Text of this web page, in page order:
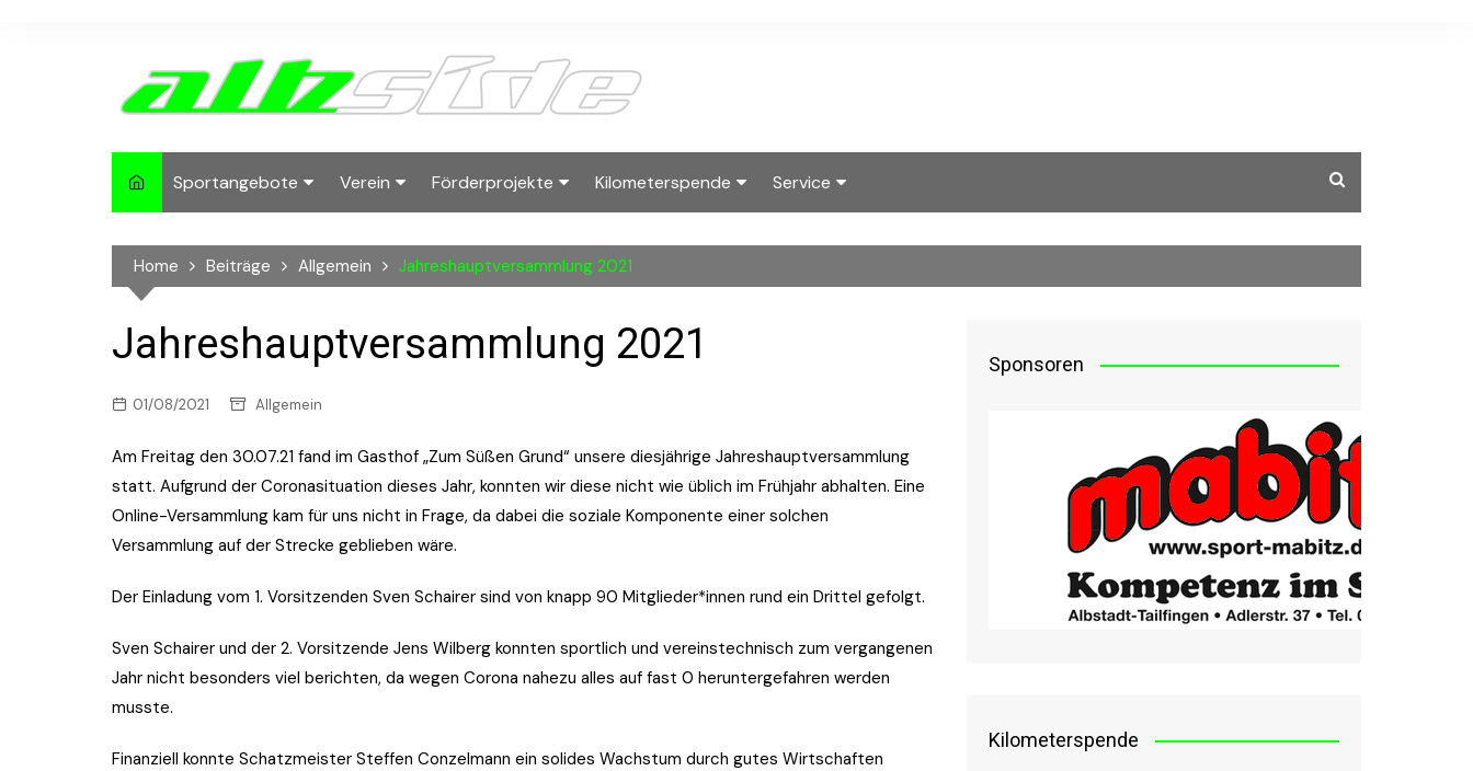
Sportangebote
albside Inside
Deutsches
Sportabzeichen
X-Mas Run
Verein
Hall of Fame Running
Förderprojekte
2022-2023
2018
2016
Kilometerspende Service
Home Beiträge Allgemein Jahreshauptversammlung 2021
Jahreshauptversammlung 2021
01/08/2021 Allgemein
Am Freitag den 30.07.21 fand im Gasthof „Zum Süßen Grund“ unsere diesjährige Jahreshauptversammlung
statt. Aufgrund der Coronasituation dieses Jahr, konnten wir diese nicht wie üblich im Frühjahr abhalten. Eine
Online-Versammlung kam für uns nicht in Frage, da dabei die soziale Komponente einer solchen
Versammlung auf der Strecke geblieben wäre.
Der Einladung vom 1. Vorsitzenden Sven Schairer sind von knapp 90 Mitglieder*innen rund ein Drittel gefolgt.
Sven Schairer und der 2. Vorsitzende Jens Wilberg konnten sportlich und vereinstechnisch zum vergangenen
Jahr nicht besonders viel berichten, da wegen Corona nahezu alles auf fast 0 heruntergefahren werden
musste.
Finanziell konnte Schatzmeister Steffen Conzelmann ein solides Wachstum durch gutes Wirtschaften
Sponsoren
Kilometerspende